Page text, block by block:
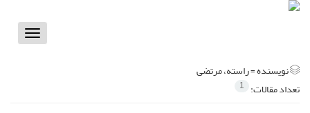
Toggle
نویسنده =راسته، مرتضی
تعداد مقالات: 1